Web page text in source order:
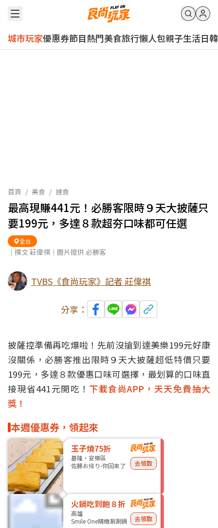
城市玩家優惠券節目熱門美食旅行懶人包親子生活日韓
首頁 / 美食 / 速食
最高現賺441元！必勝客限時９天大披薩只
要199元，多達８款超夯口味都可任選
全台
｜撰文 莊偉祺｜圖片提供 必勝客
TVBS《食尚玩家》記者 莊偉祺
分享：
披薩控準備再吃爆啦！先前沒搶到達美樂199元好康
沒關係，必勝客推出限時９天大披薩超低特價只要
199元，多達８款優惠口味可選擇，最划算的口味直
接現省441元開吃！ 下載食尚APP，天天免費抽大
獎！
本週優惠券，領起來
玉子燒75折
基隆・安樂區
佐藤お帰り-你回來了
去領取
火鍋吃到飽８折
高雄
Smile One精緻涮涮鍋
去領取